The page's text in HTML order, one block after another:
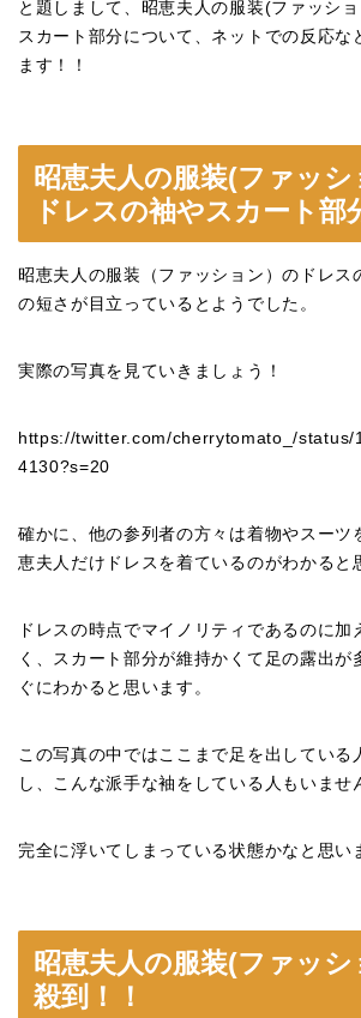
と題しまして、昭恵夫人の服装(ファッシ
スカート部分について、ネットでの反応な
ます！！
昭恵夫人の服装(ファッシ
ドレスの袖やスカート部
昭恵夫人の服装（ファッション）のドレス
の短さが目立っているとようでした。
実際の写真を見ていきましょう！
https://twitter.com/cherrytomato_/status/
4130?s=20
確かに、他の参列者の方々は着物やスーツ
恵夫人だけドレスを着ているのがわかると
ドレスの時点でマイノリティであるのに加
く、スカート部分が維持かくて足の露出が
ぐにわかると思います。
この写真の中ではここまで足を出している
し、こんな派手な袖をしている人もいませ
完全に浮いてしまっている状態かなと思い
昭恵夫人の服装(ファッシ
殺到！！